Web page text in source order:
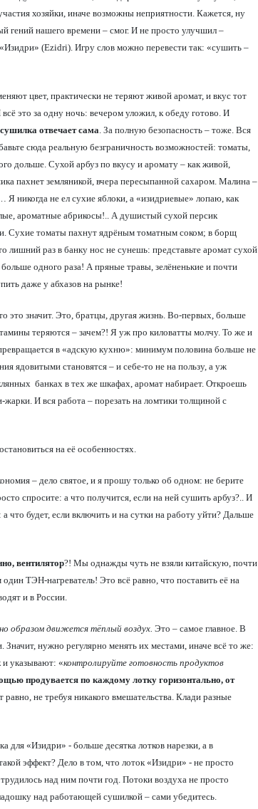
хозяйки, иначе возможны неприятности. Кажется, ну
гений нашего времени – смог. И не просто улучшил –
(Ezidri). Игру слов можно перевести так: «сушить –
цвет, практически не теряют живой аромат, и вкус тот
это за одну ночь: вечером уложил, к обеду готово. И
отвечает сама. За полную безопасность – тоже. Вся
сюда реальную безграничность возможностей: томаты,
дольше. Сухой арбуз по вкусу и аромату – как живой,
пахнет земляникой, вчера пересыпанной сахаром. Малина –
никогда не ел сухие яблоки, а «изидриевые» лопаю, как
ароматные абрикосы!.. А душистый сухой персик
Сухие томаты пахнут ядрёным томатным соком; в борщ
лишний раз в банку нос не сунешь: представьте аромат сухой
одного раза! А пряные травы, зелёненькие и почти
даже у абхазов на рынке!
это значит. Это, братцы, другая жизнь. Во-первых, больше
теряются – зачем?! Я уж про киловатты молчу. То же и
в «адскую кухню»: минимум половина больше не
ядовитыми становятся – и себе-то не на пользу, а уж
банках в тех же шкафах, аромат набирает. Откроешь
И вся работа – порезать на ломтики толщиной с
на её особенностях.
– дело святое, и я прошу только об одном: не берите
спросите: а что получится, если на ней сушить арбуз?.. И
будет, если включить и на сутки на работу уйти? Дальше
вентилятор?! Мы однажды чуть не взяли китайскую, почти
ТЭН-нагреватель! Это всё равно, что поставить её на
и в России.
образом движется тёплый воздух.Это – самое главное. В
нужно регулярно менять их местами, иначе всё то же:
и указывают: «контролируйте готовность продуктов
продувается по каждому лотку горизонтально, от
не требуя никакого вмешательства. Клади разные
для «Изидри» - больше десятка лотков нарезки, а в
эффект? Дело в том, что лоток «Изидри» - не просто
над ним почти год. Потоки воздуха не просто
над работающей сушилкой – сами убедитесь.